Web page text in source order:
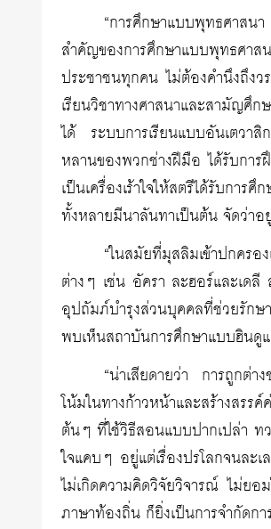
“การศึกษาแบบพุทธศาส
สำคัญของการศึกษาแบบพุทธศาส
ประชาชนทุกคน ไม่ต้องคำนึงถึงว
เรียนวิชาทางศาสนาและสามัญศึ
ได้ ระบบการเรียนแบบอันเตวา
หลานของพวกช่างฝีมือ ได้รับกา
เป็นเครื่องเร้าใจให้สตรีได้รับกา
ทั้งหลายมีนาลันทาเป็นต้น จัดว่าอ
“ในสมัยที่มุสลิมเข้าปกคร
ต่างๆ เช่น อัครา ละฮอร์และเด
อุปถัมภ์บำรุงส่วนบุคคลที่ช่วยรักษ
พบเห็นสถาบันการศึกษาแบบฮิน
“น่าเสียดายว่า การถูกต่า
โน้มในทางก้าวหน้าและสร้างส
ต้นๆ ที่ใช้วิธีสอนแบบปากเปล่า ท
ใจแคบๆ อยู่แต่เรื่องปรโลกจนละ
ไม่เกิดความคิดวิจัยวิจารณ์ ไม่ยอ
ภาษาท้องถิ่น ก็ยิ่งเป็นการจำกัดก